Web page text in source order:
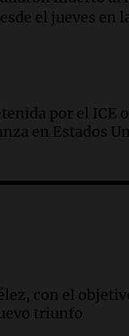
de 92 años
cobrar su
a Sergio
juicio
2025
por justicia
en
y se
el jueves en
por el ICE
en Estados
con el
triunfo